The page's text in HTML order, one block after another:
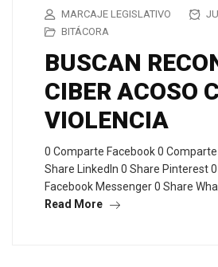
MARCAJE LEGISLATIVO
BITÁCORA
BUSCAN
CIBER ACOSO
VIOLENCIA
0 Comparte Facebook 0
Share LinkedIn 0 Share Pinterest
Facebook Messenger 0 Share
Read More